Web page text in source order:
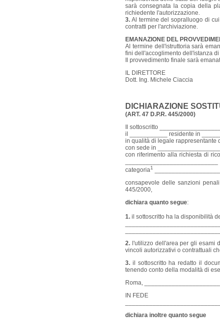
sarà consegnata la copia della
richiedente l'autorizzazione.
3. Al termine del sopralluogo di
contratti per l'archiviazione.
EMANAZIONE DEL
Al termine dell'istruttoria sarà
fini dell'accoglimento dell'istanza
Il provvedimento finale sarà
IL DIRETTORE
Dott. Ing. Michele Ciaccia
DICHIARAZIONE
(ART. 47 D.P.R. 445/2000)
Il sottoscritto
il ___________ residente in
in qualità di legale rappresentante
con sede in
con riferimento alla richiesta di
categoria1
consapevole delle sanzioni
445/2000,
dichiara quanto segue:
1. il sottoscritto ha la disponibilità
2. l'utilizzo dell'area per gli esami
vincoli autorizzativi o contrattuali
3. il sottoscritto ha redatto il
tenendo conto della modalità di
Roma,
IN FEDE
dichiara inoltre quanto segue